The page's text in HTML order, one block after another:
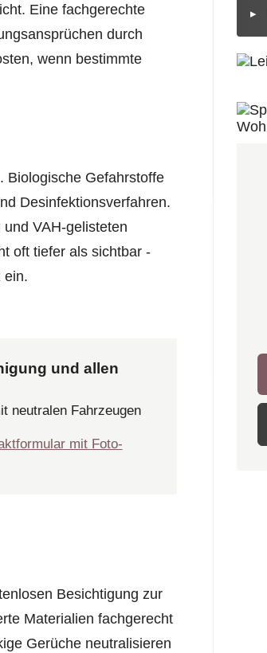
Eine fachgerechte
durch
wenn bestimmte
Biologische Gefahrstoffe
Desinfektionsverfahren.
VAH-gelisteten
oft tiefer als sichtbar -
ein.
und allen
neutralen Fahrzeugen
mit Foto-
Besichtigung zur
Materialien fachgerecht
Gerüche neutralisieren